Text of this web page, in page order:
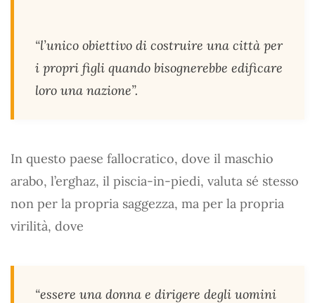
“l’unico obiettivo di costruire una città per
i propri figli quando bisognerebbe edificare
loro una nazione”.
In questo paese fallocratico, dove il maschio
arabo, l’erghaz, il piscia-in-piedi, valuta sé stesso
non per la propria saggezza, ma per la propria
virilità, dove
“essere una donna e dirigere degli uomini